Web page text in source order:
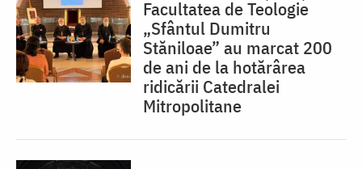
Facultatea de Teologie
„Sfântul Dumitru
Stăniloae” au marcat 200
de ani de la hotărârea
ridicării Catedralei
Mitropolitane